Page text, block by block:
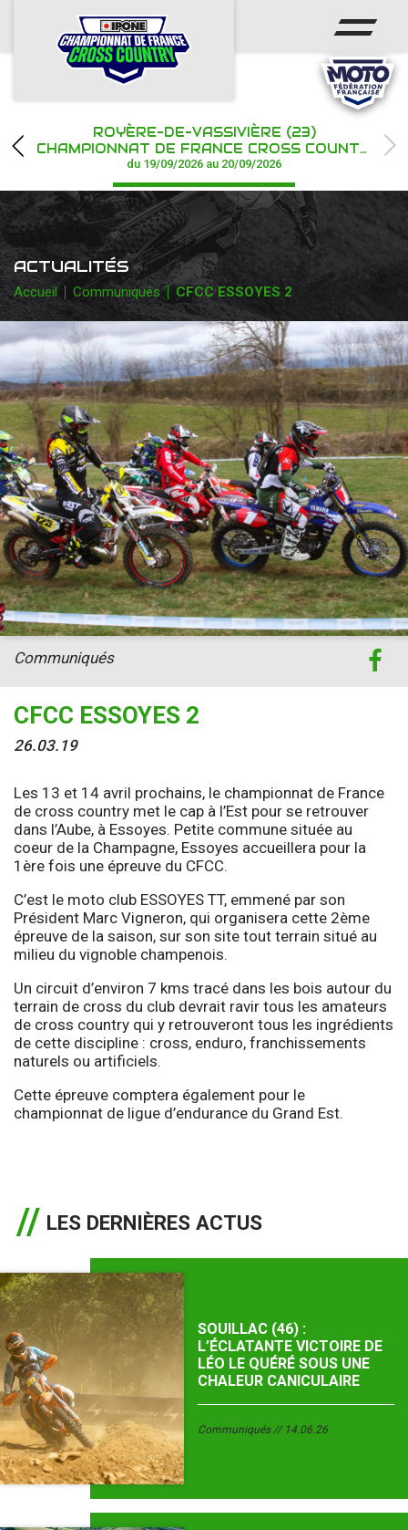
ACCUEIL
ACTUS
CHAMPIONNAT
RÉSULTATS
PHOTOS / WEB TV
PARTENAIRES
ROYÈRE-DE-VASSIVIÈRE (23)
CHAMPIONNAT DE FRANCE CROSS COUNTRY IPONE
du 19/09/2026 au 20/09/2026
ACTUALITÉS
Accueil Communiqués CFCC ESSOYES 2
CFCC ESSOYES 2
26.03.19
Communiqués
Les 13 et 14 avril prochains, le championnat de France
de cross country met le cap à l’Est pour se retrouver
dans l’Aube, à Essoyes. Petite commune située au
coeur de la Champagne, Essoyes accueillera pour la
1ère fois une épreuve du CFCC.
C’est le moto club ESSOYES TT, emmené par son
Président Marc Vigneron, qui organisera cette 2ème
épreuve de la saison, sur son site tout terrain situé au
milieu du vignoble champenois.
Un circuit d’environ 7 kms tracé dans les bois autour du
terrain de cross du club devrait ravir tous les amateurs
de cross country qui y retrouveront tous les ingrédients
de cette discipline : cross, enduro, franchissements
naturels ou artificiels.
Cette épreuve comptera également pour le
championnat de ligue d’endurance du Grand Est.
LES DERNIÈRES ACTUS
SOUILLAC (46) :
L’ÉCLATANTE VICTOIRE DE
LÉO LE QUÉRÉ SOUS UNE
CHALEUR CANICULAIRE
Communiqués 14.06.26